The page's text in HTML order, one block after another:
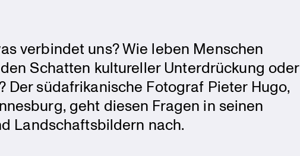
verbindet uns? Wie leben Menschen
Schatten kultu­reller Unter­drü­ckung oder
Der südafri­ka­ni­sche Fotograf Pieter Hugo,
geht diesen Fragen in seinen
Landschafts­bil­dern nach.